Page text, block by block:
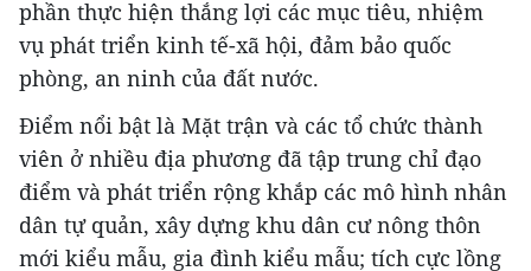
phần thực hiện thắng lợi các mục tiêu, nhiệm
vụ phát triển kinh tế-xã hội, đảm bảo quốc
phòng, an ninh của đất nước.
Điểm nổi bật là Mặt trận và các tổ chức thành
viên ở nhiều địa phương đã tập trung chỉ đạo
điểm và phát triển rộng khắp các mô hình nhân
dân tự quản, xây dựng khu dân cư nông thôn
mới kiểu mẫu, gia đình kiểu mẫu; tích cực lồng